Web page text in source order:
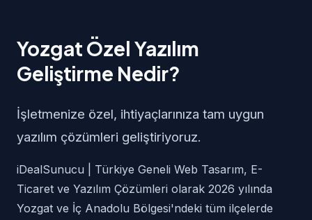
Yozgat Özel Yazılım
Geliştirme Nedir?
İşletmenize özel, ihtiyaçlarınıza tam uygun
yazılım çözümleri geliştiriyoruz.
iDealSunucu | Türkiye Geneli Web Tasarım, E-
Ticaret ve Yazılım Çözümleri olarak 2026 yılında
Yozgat ve İç Anadolu Bölgesi'ndeki tüm ilçelerde